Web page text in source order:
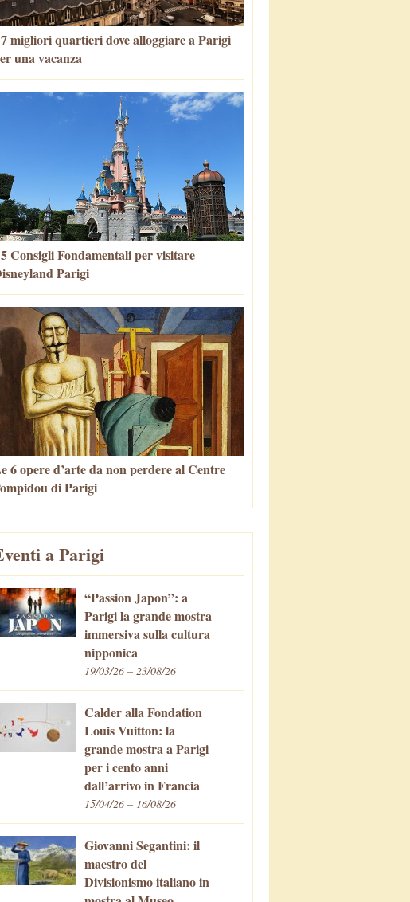
migliori quartieri dove alloggiare a Parigi
una vacanza
Consigli Fondamentali per visitare
Parigi
6 opere d’arte da non perdere al Centre
di Parigi
a Parigi
“Passion Japon”: a
Parigi la grande mostra
immersiva sulla cultura
nipponica
19/03/26 – 23/08/26
Calder alla Fondation
Louis Vuitton: la
grande mostra a Parigi
per i cento anni
dall’arrivo in Francia
15/04/26 – 16/08/26
Giovanni Segantini: il
maestro del
Divisionismo italiano in